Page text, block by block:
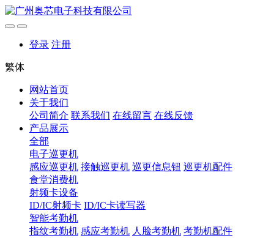
登录 注册
繁体
网站首页
关于我们
公司简介 联系我们 在线留言 在线反馈
产品展示
全部
电子巡更机
感应巡更机 接触巡更机 巡更信息钮 巡更机配件
食堂消费机
射频卡设备
ID/IC射频卡 ID/IC卡读写器
智能考勤机
指纹考勤机 感应考勤机 人脸考勤机 考勤机配件